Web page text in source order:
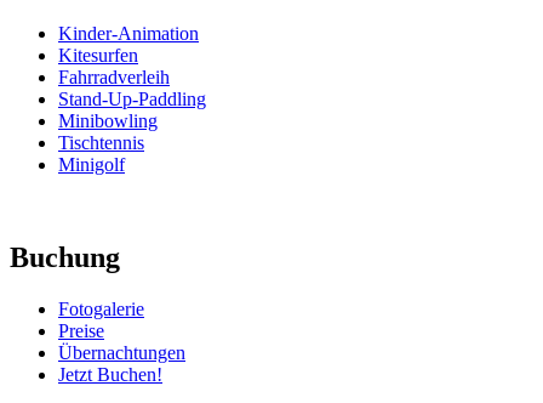
Kinder-Animation
Kitesurfen
Fahrradverleih
Stand-Up-Paddling
Minibowling
Tischtennis
Minigolf
Buchung
Fotogalerie
Preise
Übernachtungen
Jetzt Buchen!